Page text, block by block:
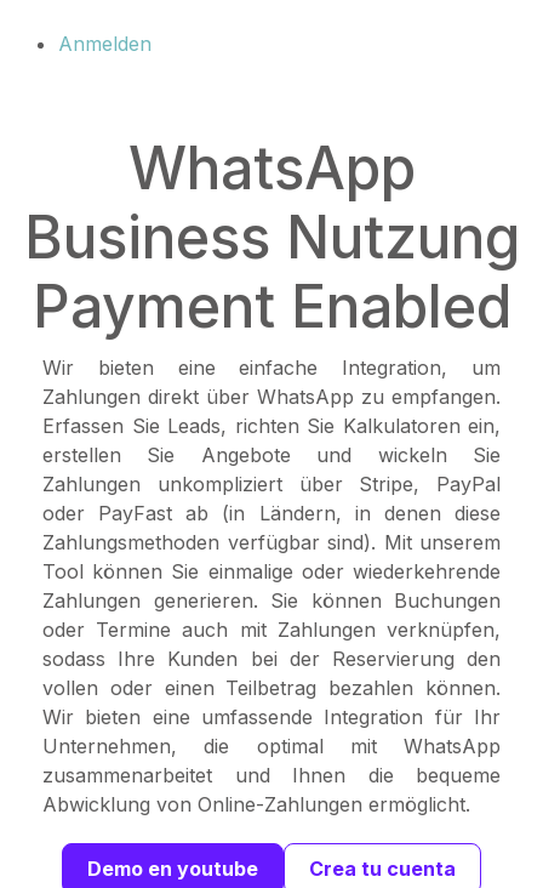
Anmelden
WhatsApp
Business Nutzung
Payment Enabled
Wir bieten eine einfache Integration, um
Zahlungen direkt über WhatsApp zu empfangen.
Erfassen Sie Leads, richten Sie Kalkulatoren ein,
erstellen Sie Angebote und wickeln Sie
Zahlungen unkompliziert über Stripe, PayPal
oder PayFast ab (in Ländern, in denen diese
Zahlungsmethoden verfügbar sind). Mit unserem
Tool können Sie einmalige oder wiederkehrende
Zahlungen generieren. Sie können Buchungen
oder Termine auch mit Zahlungen verknüpfen,
sodass Ihre Kunden bei der Reservierung den
vollen oder einen Teilbetrag bezahlen können.
Wir bieten eine umfassende Integration für Ihr
Unternehmen, die optimal mit WhatsApp
zusammenarbeitet und Ihnen die bequeme
Abwicklung von Online-Zahlungen ermöglicht.
Demo en youtube Crea tu cuenta